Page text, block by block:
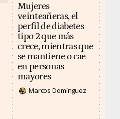
Mujeres
veinteañeras, el
perfil de diabetes
tipo 2 que más
crece, mientras que
se mantiene o cae
en personas
mayores
Marcos Domínguez